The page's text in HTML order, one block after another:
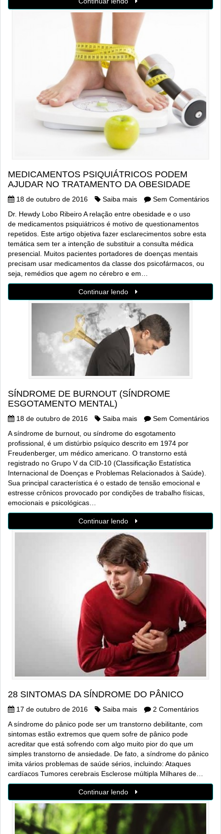
MEDICAMENTOS PSIQUIÁTRICOS PODEM
AJUDAR NO TRATAMENTO DA OBESIDADE
18 de outubro de 2016 Saiba mais
Sem Comentários
Dr. Hewdy Lobo Ribeiro A relação entre obesidade e o uso
de medicamentos psiquiátricos é motivo de questionamentos
repetidos. Este artigo objetiva fazer esclarecimentos sobre esta
temática sem ter a intenção de substituir a consulta médica
presencial. Muitos pacientes portadores de doenças mentais
precisam usar medicamentos da classe dos psicofármacos, ou
seja, remédios que agem no cérebro e em…
Continuar lendo
SÍNDROME DE BURNOUT (SÍNDROME
ESGOTAMENTO MENTAL)
18 de outubro de 2016 Saiba mais
Sem Comentários
A síndrome de burnout, ou síndrome do esgotamento
profissional, é um distúrbio psíquico descrito em 1974 por
Freudenberger, um médico americano. O transtorno está
registrado no Grupo V da CID-10 (Classificação Estatística
Internacional de Doenças e Problemas Relacionados à Saúde).
Sua principal característica é o estado de tensão emocional e
estresse crônicos provocado por condições de trabalho físicas,
emocionais e psicológicas…
Continuar lendo
28 SINTOMAS DA SÍNDROME DO PÂNICO
17 de outubro de 2016 Saiba mais
2 Comentários
A síndrome do pânico pode ser um transtorno debilitante, com
sintomas estão extremos que quem sofre de pânico pode
acreditar que está sofrendo com algo muito pior do que um
simples transtorno de ansiedade. De fato, a síndrome do pânico
imita vários problemas de saúde sérios, incluindo: Ataques
cardíacos Tumores cerebrais Esclerose múltipla Milhares de…
Continuar lendo